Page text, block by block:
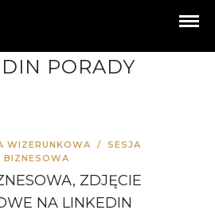
PORADY
WIZERUNKOWA / SESJA
BIZNESOWA
ZDJĘCIE
NA LINKEDIN